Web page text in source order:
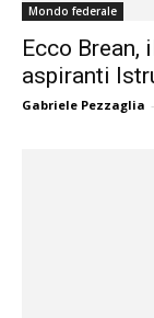
Mondo federale
Ecco Brean,
aspiranti
Gabriele Pezzaglia -